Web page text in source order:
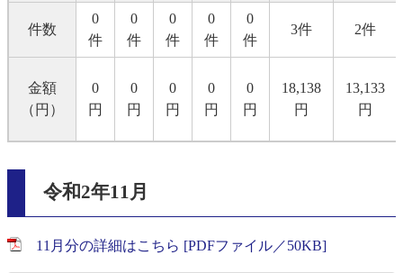
件数
0
件
0
件
0
件
0
件
0
件
3件 2件
金額
（円）
0
円
0
円
0
円
0
円
0
円
18,138
円
13,133
円
令和2年11月
11月分の詳細はこちら [PDFファイル／50KB]